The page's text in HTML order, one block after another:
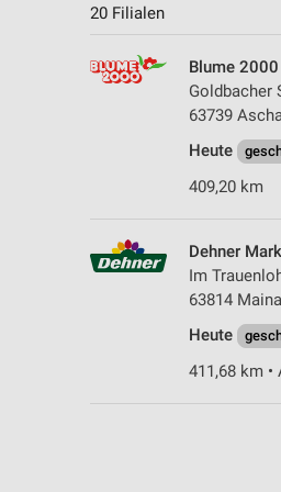
20 Filialen
Blume
Goldbacher
63739
Heute
409,20 km
Dehner
Im
63814
Heute
411,68 km